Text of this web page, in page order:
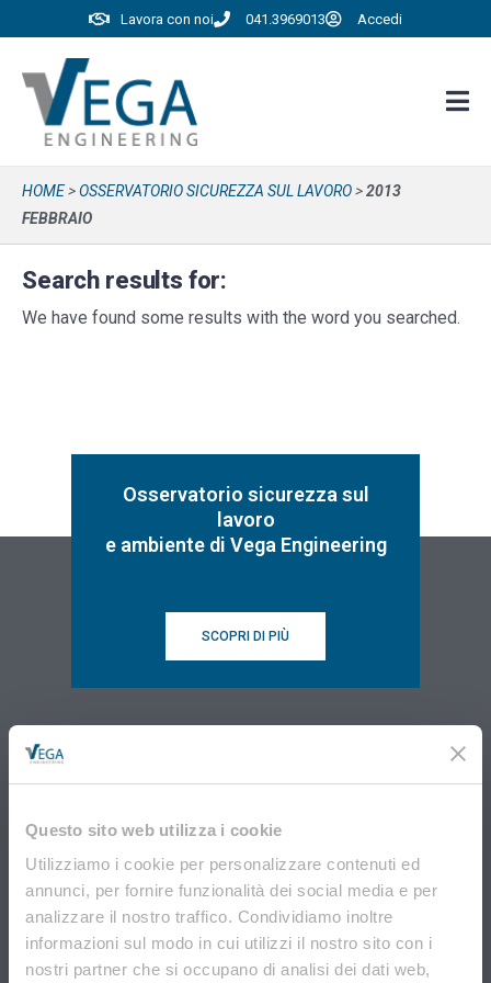
Questo sito web utilizza i cookie
Utilizziamo i cookie per personalizzare contenuti ed
annunci, per fornire funzionalità dei social media e per
analizzare il nostro traffico. Condividiamo inoltre
informazioni sul modo in cui utilizzi il nostro sito con i
nostri partner che si occupano di analisi dei dati web,
Lavora con noi 041.3969013 Accedi
HOME>OSSERVATORIO SICUREZZA SUL LAVORO>2013
FEBBRAIO
Search results for:
We have found some results with the word you searched.
Osservatorio sicurezza sul
lavoro
e ambiente di Vega Engineering
SCOPRI DI PIÙ
Via Don Tosatto, 151 30174 Mestre Venezia
041.3969013